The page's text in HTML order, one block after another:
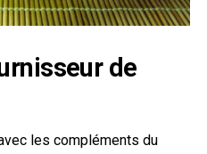
de
les compléments du